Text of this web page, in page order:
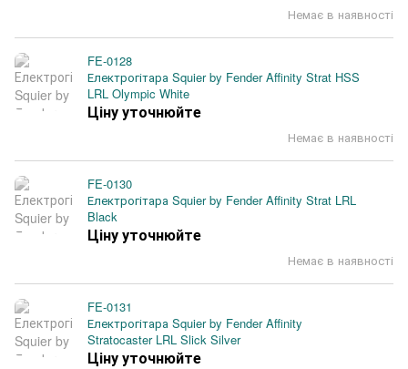
Немає в наявності
FE-0128
Електрогітара Squier by Fender Affinity Strat HSS
LRL Olympic White
Немає в наявності
Ціну уточнюйте
FE-0130
Електрогітара Squier by Fender Affinity Strat LRL
Black
Немає в наявності
Ціну уточнюйте
FE-0131
Електрогітара Squier by Fender Affinity
Stratocaster LRL Slick Silver
Ціну уточнюйте